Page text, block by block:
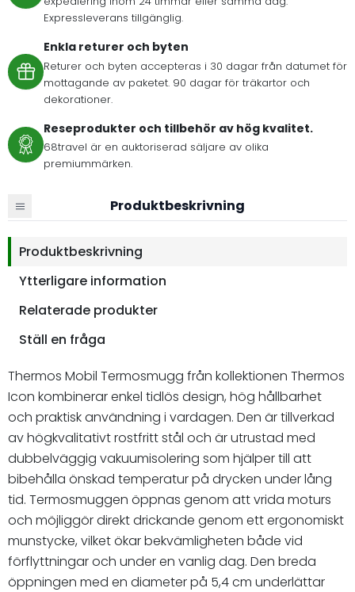
Expressleverans tillgänglig.
Enkla returer och byten
Returer och byten accepteras i 30 dagar från datumet för
mottagande av paketet. 90 dagar för träkartor och
dekorationer.
Reseprodukter och tillbehör av hög kvalitet.
68travel är en auktoriserad säljare av olika
premiummärken.
Produktbeskrivning
Produktbeskrivning
Ytterligare information
Relaterade produkter
Ställ en fråga
Thermos Mobil Termosmugg från kollektionen Thermos
Icon kombinerar enkel tidlös design, hög hållbarhet
och praktisk användning i vardagen. Den är tillverkad
av högkvalitativt rostfritt stål och är utrustad med
dubbelväggig vakuumisolering som hjälper till att
bibehålla önskad temperatur på drycken under lång
tid. Termosmuggen öppnas genom att vrida moturs
och möjliggör direkt drickande genom ett ergonomiskt
munstycke, vilket ökar bekvämligheten både vid
förflyttningar och under en vanlig dag. Den breda
öppningen med en diameter på 5,4 cm underlättar